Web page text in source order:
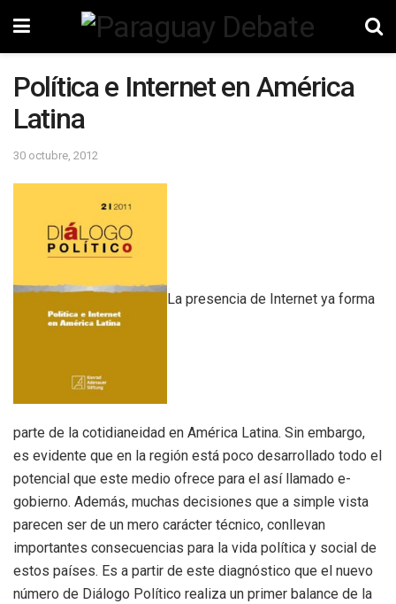
Política e Internet en América
Latina
30 octubre, 2012
La presencia de Internet ya forma
parte de la cotidianeidad en América Latina. Sin embargo,
es evidente que en la región está poco desarrollado todo el
potencial que este medio ofrece para el así llamado e-
gobierno. Además, muchas decisiones que a simple vista
parecen ser de un mero carácter técnico, conllevan
importantes consecuencias para la vida política y social de
estos países. Es a partir de este diagnóstico que el nuevo
número de Diálogo Político realiza un primer balance de la